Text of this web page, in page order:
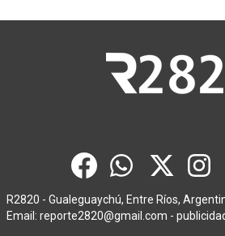
R2820 - Gualeguaychú, Entre Ríos,
Email: reporte2820@gmail.com -